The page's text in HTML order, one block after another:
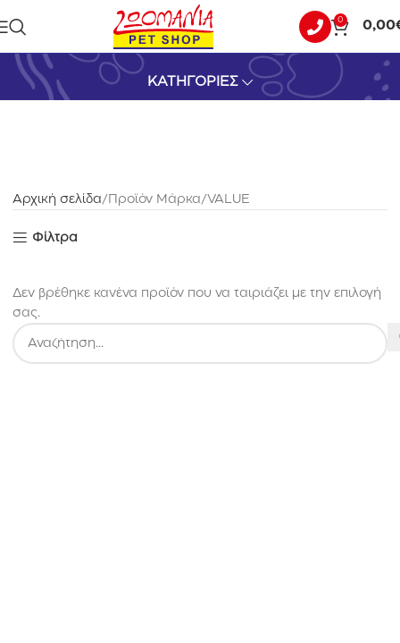
0 0,00
VALUE
ΚΑΤΗΓΟΡΙΕΣ
Αρχική σελίδα Προϊόν Μάρκα VALUE
Φίλτρα
Δεν βρέθηκε κανένα προϊόν που να ταιριάζει με την επιλογή
σας.